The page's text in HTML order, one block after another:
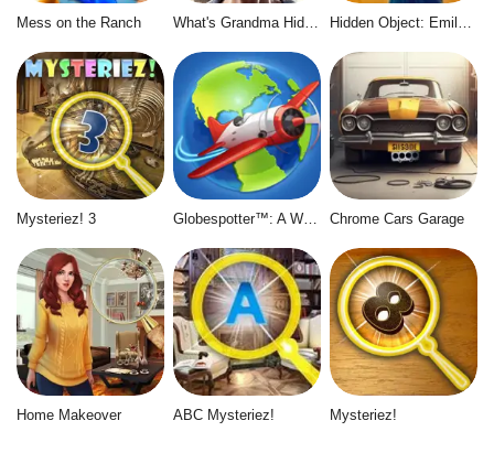
Mess on the Ranch What's Grandma Hiding
Mysteriez! 3 Globespotter™: A World of Difference™ Chrome Cars Garage
Home Makeover ABC Mysteriez! Mysteriez!